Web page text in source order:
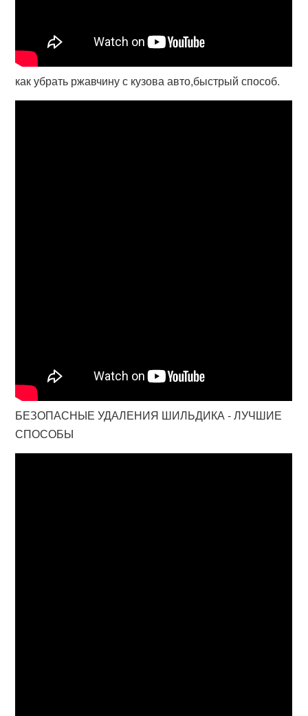
как убрать ржавчину с кузова авто,быстрый способ.
БЕЗОПАСНЫЕ УДАЛЕНИЯ ШИЛЬДИКА - ЛУЧШИЕ
СПОСОБЫ